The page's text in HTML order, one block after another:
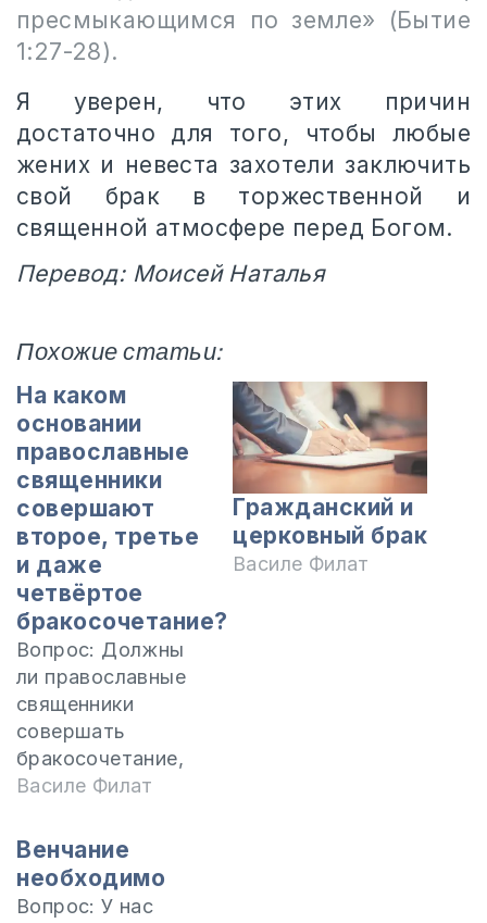
пресмыкающимся по земле» (Бытие
1:27-28).
Я уверен, что этих причин
достаточно для того, чтобы любые
жених и невеста захотели заключить
свой брак в торжественной и
священной атмосфере перед Богом.
Перевод: Моисей Наталья
Похожие статьи:
На каком
основании
православные
священники
совершают
второе, третье
и даже
четвёртое
бракосочетание?
Вопрос: Должны
ли православные
священники
совершать
бракосочетание,
если супруги
во второй, в
третий или даже в
четвёртый раз? Я
Василе Филат
Гражданский и
церковный брак
Василе Филат
Венчание
необходимо
Вопрос: У нас